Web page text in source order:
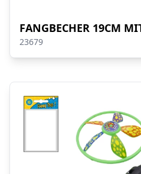
FANGBECHER 19CM
23679